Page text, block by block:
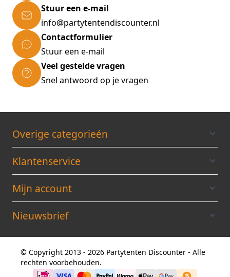
van 320 g/m² met PVC coating
en zijn uiteraard 100%
waterdicht, UV-bestendig en
brandveilig.
Stuur een e-mail
info@partytentendiscounter.nl
Contactformulier
Stuur een e-mail
Veel gestelde vragen
Snel antwoord op je vragen
Overige categorieén
Klantenservice
Mijn account
Nieuwsbrief
© Copyright 2013 - 2026 Partytenten Discounter - Alle
rechten voorbehouden.